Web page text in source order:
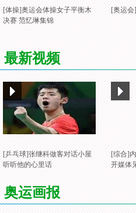
[体操]奥运会体操女子平衡木
决赛 范忆琳集锦
[奥运
最新视频
[乒乓球]张继科做客对话小屋
听听他的心里话
[综合]
开媒体
奥运画报